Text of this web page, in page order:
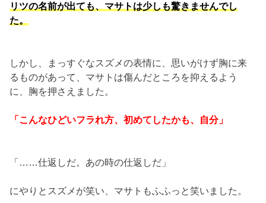
リツの名前が出ても、マサトは少しも驚きませんでし
た。
しかし、まっすぐなスズメの表情に、思いがけず胸に来
るものがあって、マサトは傷んだところを抑えるよう
に、胸を押さえました。
「こんなひどいフラれ方、初めてしたかも、自分」
「……仕返しだ。あの時の仕返しだ」
にやりとスズメが笑い、マサトもふふっと笑いました。